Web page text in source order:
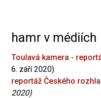
hamr v médiích
Toulavá kamera -
6. září 2020)
reportáž Českého
2020)